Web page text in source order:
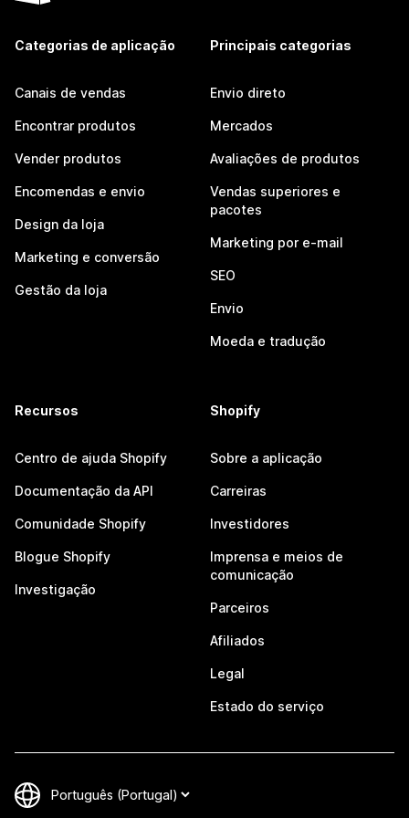
Categorias de aplicação
Canais de vendas
Encontrar produtos
Vender produtos
Encomendas e envio
Design da loja
Marketing e conversão
Gestão da loja
Principais categorias
Envio direto
Mercados
Avaliações de produtos
Vendas superiores e
pacotes
Marketing por e-mail
SEO
Envio
Moeda e tradução
Recursos
Centro de ajuda Shopify
Documentação da API
Comunidade Shopify
Blogue Shopify
Investigação
Shopify
Sobre a aplicação
Carreiras
Investidores
Imprensa e meios de
comunicação
Parceiros
Afiliados
Legal
Estado do serviço